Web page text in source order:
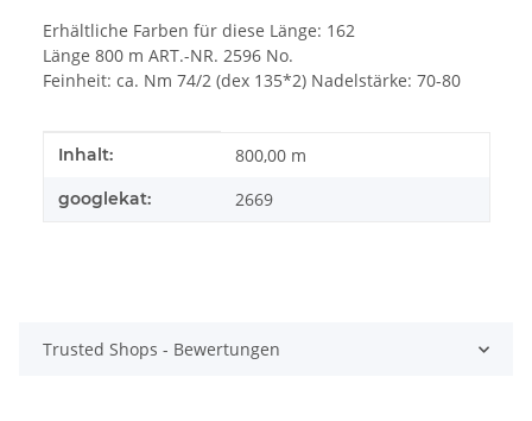
Erhältliche Farben für diese Länge: 162
Länge 800 m ART.-NR. 2596 No.
Feinheit: ca. Nm 74/2 (dex 135*2) Nadelstärke: 70-80
Produkteigenschaft
Wert
Inhalt: 800,00 m
googlekat: 2669
Trusted Shops - Bewertungen